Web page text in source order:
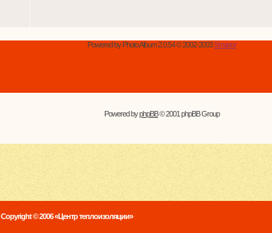
Powered by Photo Album 2.0.54 © 2002-2003Smartor
Powered byphpBB© 2001 phpBB Group
Copyright © 2006 «Центр теплоизоляции»